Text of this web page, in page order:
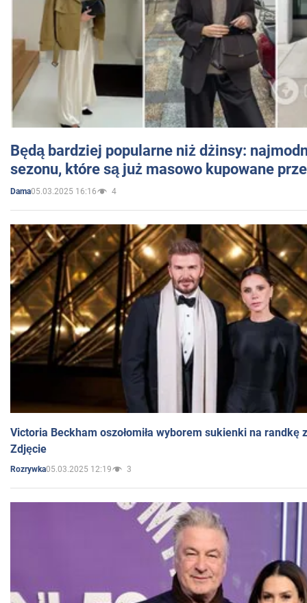
Będą bardziej popularne niż dżinsy:
sezonu, które są już masowo kupowane
Dama05.03.2025 16:16 4
Victoria Beckham oszołomiła wyborem sukienki na randkę
Zdjęcie
Rozrywka05.03.2025 12:19 3